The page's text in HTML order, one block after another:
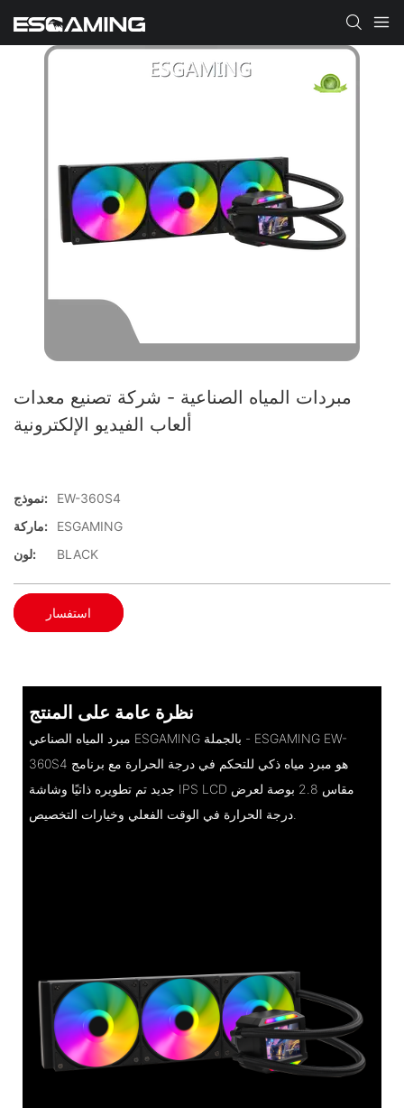
مبردات المياه الصناعية - شركة تصنيع معدات
ألعاب الفيديو الإلكترونية
نموذج:
EW-360S4
ماركة:
ESGAMING
لون:
BLACK
استفسار
نظرة عامة على المنتج
مبرد المياه الصناعي ESGAMING بالجملة - ESGAMING EW-
360S4 هو مبرد مياه ذكي للتحكم في درجة الحرارة مع برنامج
جديد تم تطويره ذاتيًا وشاشة IPS LCD مقاس 2.8 بوصة لعرض
درجة الحرارة في الوقت الفعلي وخيارات التخصيص.